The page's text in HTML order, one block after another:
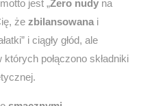
jest „Zero nudy na
że zbilansowana i
i ciągły głód, ale
połączono składniki